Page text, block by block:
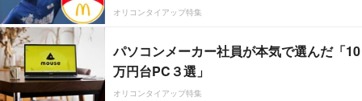
オリコンタイアップ特集
パソコンメーカー社員が本気で選んだ「10
万円台PC３選」
オリコンタイアップ特集